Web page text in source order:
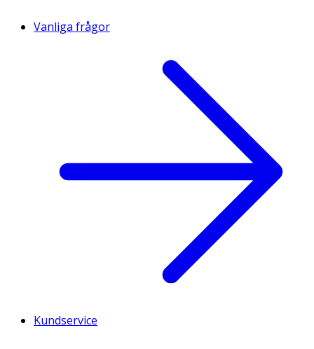
Vanliga frågor
Kundservice